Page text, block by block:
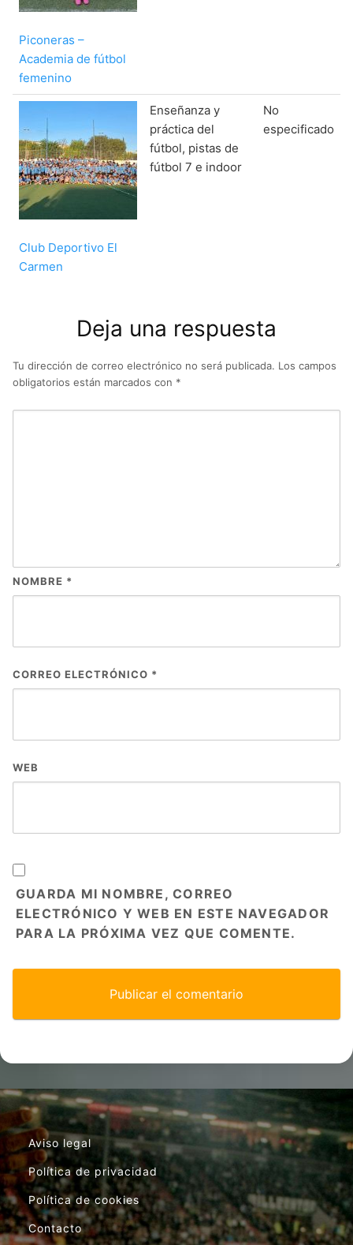
Piconeras –
Academia de fútbol
femenino
Club Deportivo El
Carmen
Enseñanza y
práctica del
fútbol, pistas de
fútbol 7 e indoor
No
especificado
Deja una respuesta
Tu dirección de correo electrónico no será publicada. Los campos
obligatorios están marcados con *
NOMBRE *
CORREO ELECTRÓNICO *
WEB
GUARDA MI NOMBRE, CORREO
ELECTRÓNICO Y WEB EN ESTE NAVEGADOR
PARA LA PRÓXIMA VEZ QUE COMENTE.
Aviso legal
Política de privacidad
Política de cookies
Contacto